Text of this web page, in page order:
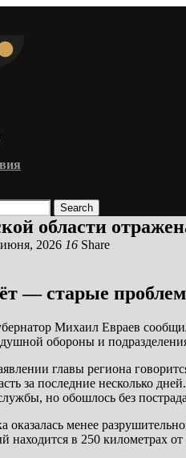
Search
области
2026 16 Share
— старые
Михаил Евраев
обороны и
главы региона
за последние несколько
но обошлось без
оказалась менее
находится в 250 километрах